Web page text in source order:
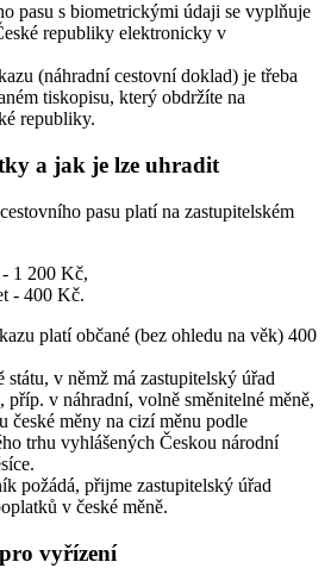
pasu s biometrickými údaji se vyplňuje
republiky elektronicky v
(náhradní cestovní doklad) je třeba
tiskopisu, který obdržíte na
republiky.
a jak je lze uhradit
pasu platí na zastupitelském
- 1 200 Kč,
- 400 Kč.
platí občané (bez ohledu na věk) 400
státu, v němž má zastupitelský úřad
v náhradní, volně směnitelné měně,
české měny na cizí měnu podle
trhu vyhlášených Českou národní
požádá, přijme zastupitelský úřad
v české měně.
vyřízení